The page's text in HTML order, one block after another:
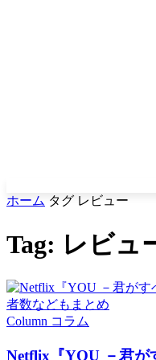
ホーム タグ レビュー
Tag: レビュ
Column コラム
Netflix『YOU －君が